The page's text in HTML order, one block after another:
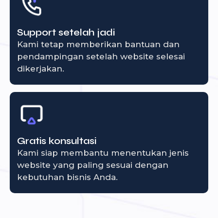
Support setelah jadi
Kami tetap memberikan bantuan dan
pendampingan setelah website selesai
dikerjakan.
Gratis konsultasi
Kami siap membantu menentukan jenis
website yang paling sesuai dengan
kebutuhan bisnis Anda.